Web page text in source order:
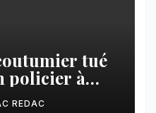
tué
policier à
monte
REDAC